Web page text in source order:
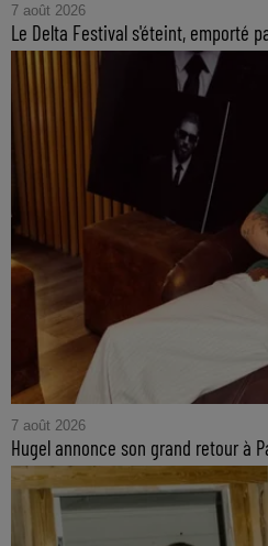
7 août 2026
Le Delta Festival s'éteint, emporté
7 août 2026
Hugel annonce son grand retour à